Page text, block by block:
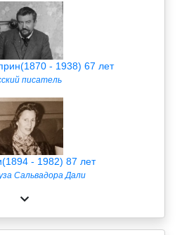
- 1938) 67 лет
писатель
- 1982) 87 лет
Сальвадора Дали